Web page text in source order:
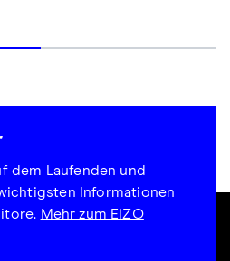
dem Laufenden und
Informationen
Mehr zum EIZO